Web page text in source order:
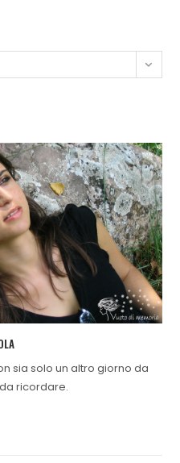
sia solo un altro giorno da
ricordare.